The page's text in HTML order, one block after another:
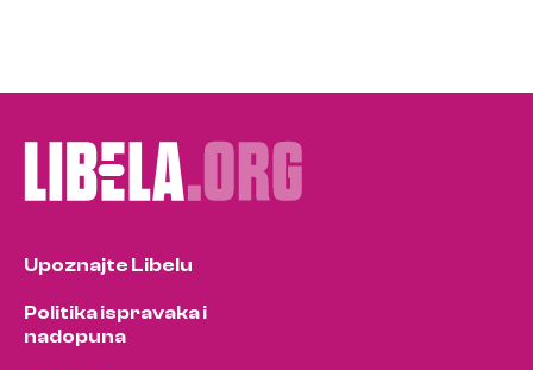
Upoznajte Libelu
Politika ispravaka i
nadopuna